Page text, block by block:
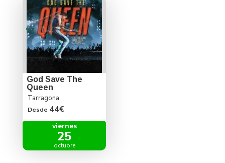
God Save The
Queen
Tarragona
Desde 44€
viernes
25
octubre